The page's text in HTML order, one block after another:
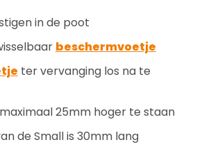
in de poot
beschermvoetje
ter vervanging los na te
25mm hoger te staan
de Small is 30mm lang